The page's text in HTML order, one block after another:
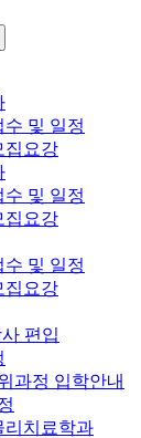
수 및 일정
집요강
수 및 일정
집요강
수 및 일정
집요강
편입
과정 입학안내
리치료학과